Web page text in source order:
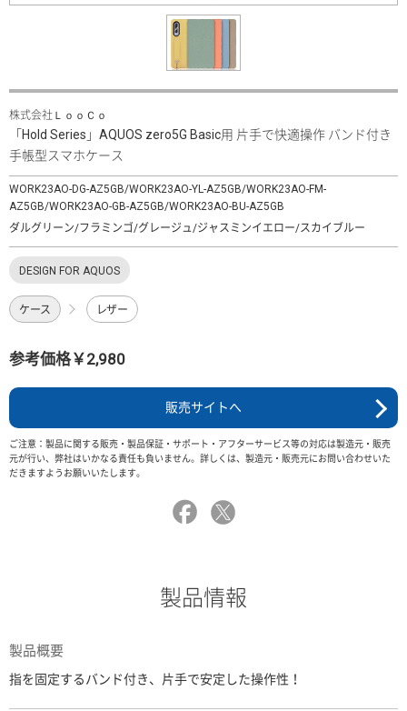
株式会社ＬｏｏＣｏ
「Hold Series」AQUOS zero5G Basic用 片手で快適操作 バンド付き
手帳型スマホケース
WORK23AO-DG-AZ5GB/WORK23AO-YL-AZ5GB/WORK23AO-FM-
AZ5GB/WORK23AO-GB-AZ5GB/WORK23AO-BU-AZ5GB
ダルグリーン/フラミンゴ/グレージュ/ジャスミンイエロー/スカイブルー
DESIGN FOR AQUOS
ケース レザー
参考価格￥2,980
販売サイトへ
ご注意：製品に関する販売・製品保証・サポート・アフターサービス等の対応は製造元・販売
元が行い、弊社はいかなる責任も負いません。詳しくは、製造元・販売元にお問い合わせいた
だきますようお願いいたします。
製品情報
製品概要
指を固定するバンド付き、片手で安定した操作性！